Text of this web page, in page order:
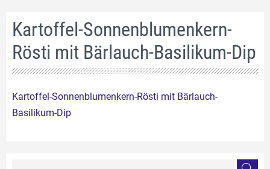
Kartoffel-Sonnenblumenkern-
Rösti mit Bärlauch-Basilikum-Dip
Kartoffel-Sonnenblumenkern-Rösti mit Bärlauch-
Basilikum-Dip